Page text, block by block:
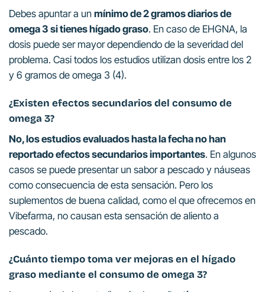
Debes apuntar a un mínimo de 2 gramos diarios de
omega 3 si tienes hígado graso. En caso de EHGNA, la
dosis puede ser mayor dependiendo de la severidad del
problema. Casi todos los estudios utilizan dosis entre los 2
y 6 gramos de omega 3 (4).
¿Existen efectos secundarios del consumo de
omega 3?
No, los estudios evaluados hasta la fecha no han
reportado efectos secundarios importantes. En algunos
casos se puede presentar un sabor a pescado y náuseas
como consecuencia de esta sensación. Pero los
suplementos de buena calidad, como el que ofrecemos en
Vibefarma, no causan esta sensación de aliento a
pescado.
¿Cuánto tiempo toma ver mejoras en el hígado
graso mediante el consumo de omega 3?